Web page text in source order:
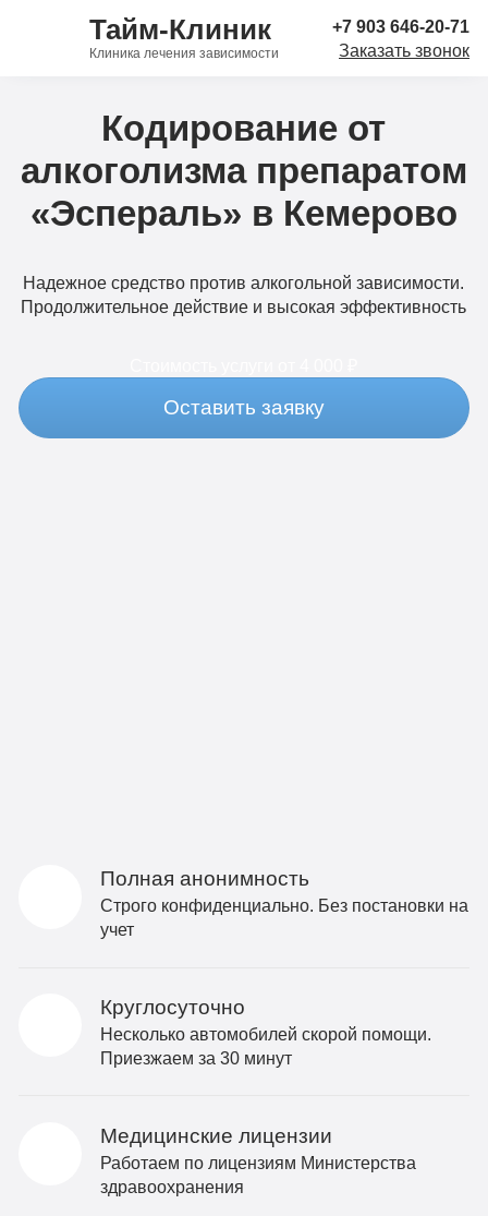
Тайм-Клиник
Клиника лечения зависимости
+7 903 646-20-71
Заказать звонок
Кодирование от
алкоголизма препаратом
«Эспераль» в Кемерово
Надежное средство против алкогольной зависимости.
Продолжительное действие и высокая эффективность
Оставить заявку
Полная анонимность
Строго конфиденциально. Без постановки на
учет
Круглосуточно
Несколько автомобилей скорой помощи.
Приезжаем за 30 минут
Медицинские лицензии
Работаем по лицензиям Министерства
здравоохранения